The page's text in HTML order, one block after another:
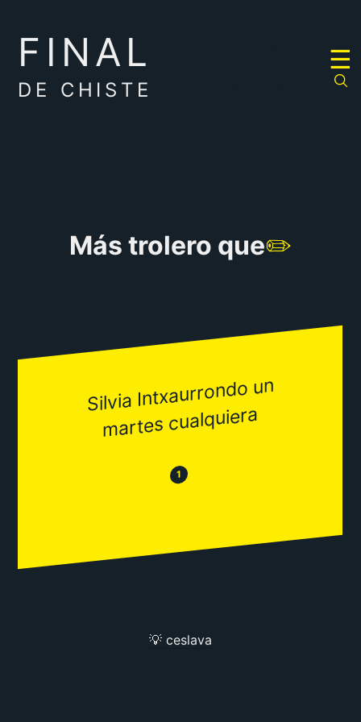
FINAL
DE CHISTE
☰
Más trolero que✏️
Silvia Intxaurrondo un
martes cualquiera
😒 1 😂
💡 ceslava